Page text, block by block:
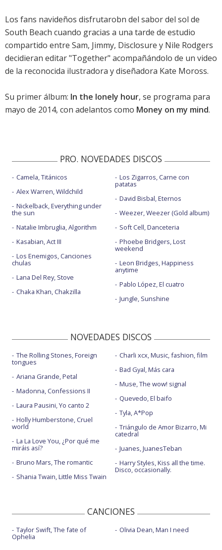
Los fans navideños disfrutarobn del sabor del sol de
South Beach cuando gracias a una tarde de estudio
compartido entre Sam, Jimmy, Disclosure y Nile Rodgers
decidieran editar "Together" acompañándolo de un video
de la reconocida ilustradora y diseñadora Kate Moross.
Su primer álbum: In the lonely hour, se programa para
mayo de 2014, con adelantos como Money on my mind.
PRO. NOVEDADES DISCOS
Camela, Titánicos
Alex Warren, Wildchild
Nickelback, Everything under
the sun
Natalie Imbruglia, Algorithm
Kasabian, Act III
Los Enemigos, Canciones
chulas
Lana Del Rey, Stove
Chaka Khan, Chakzilla
Los Zigarros, Carne con
patatas
David Bisbal, Eternos
Weezer, Weezer (Gold album)
Soft Cell, Danceteria
Phoebe Bridgers, Lost
weekend
Leon Bridges, Happiness
anytime
Pablo López, El cuatro
Jungle, Sunshine
NOVEDADES DISCOS
The Rolling Stones, Foreign
tongues
Ariana Grande, Petal
Madonna, Confessions II
Laura Pausini, Yo canto 2
Holly Humberstone, Cruel
world
La La Love You, ¿Por qué me
miráis así?
Bruno Mars, The romantic
Shania Twain, Little Miss Twain
Charli xcx, Music, fashion, film
Bad Gyal, Más cara
Muse, The wow! signal
Quevedo, El baifo
Tyla, A*Pop
Triángulo de Amor Bizarro, Mi
catedral
Juanes, JuanesTeban
Harry Styles, Kiss all the time.
Disco, occasionally.
CANCIONES
Taylor Swift, The fate of
Ophelia
Olivia Dean, Man I need